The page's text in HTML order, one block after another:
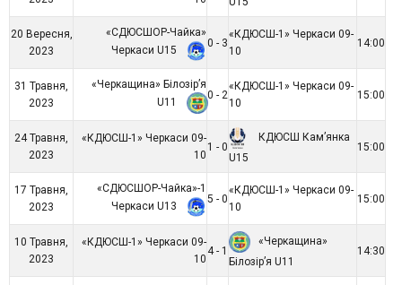
20 Вересня,
2023
«СДЮСШОР-Чайка»
Черкаси U15
0 - 3
«КДЮСШ-1» Черкаси 09-
10
14:00
31 Травня,
2023
«Черкащина» Білозір’я
U11
0 - 2
«КДЮСШ-1» Черкаси 09-
10
15:00
24 Травня,
2023
«КДЮСШ-1» Черкаси 09-
10
1 - 0
КДЮСШ Кам’янка
U15
15:00
17 Травня,
2023
«СДЮСШОР-Чайка»-1
Черкаси U13
5 - 0
«КДЮСШ-1» Черкаси 09-
10
15:00
10 Травня,
2023
«КДЮСШ-1» Черкаси 09-
10
4 - 1
«Черкащина»
Білозір’я U11
14:30